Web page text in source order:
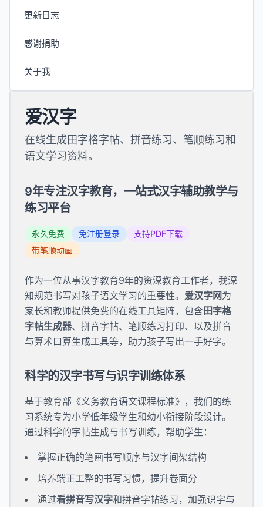
更新日志
感谢捐助
关于我
爱汉字
在线生成田字格字帖、拼音练习、笔顺练习和
语文学习资料。
9年专注汉字教育，一站式汉字辅助教学与
练习平台
永久免费 免注册登录
支持PDF下载
带笔顺动画
作为一位从事汉字教育9年的资深教育工作者，我深
知规范书写对孩子语文学习的重要性。 爱汉字网为
家长和教师提供免费的在线工具矩阵，包含田字格
字帖生成器、拼音字帖、笔顺练习打印、以及拼音
与算术口算生成工具等，助力孩子写出一手好字。
科学的汉字书写与识字训练体系
基于教育部《义务教育语文课程标准》，我们的练
习系统专为小学低年级学生和幼小衔接阶段设计。
通过科学的字帖生成与书写训练，帮助学生：
掌握正确的笔画书写顺序与汉字间架结构
培养端正工整的书写习惯，提升卷面分
通过看拼音写汉字和拼音字帖练习，加强识字与